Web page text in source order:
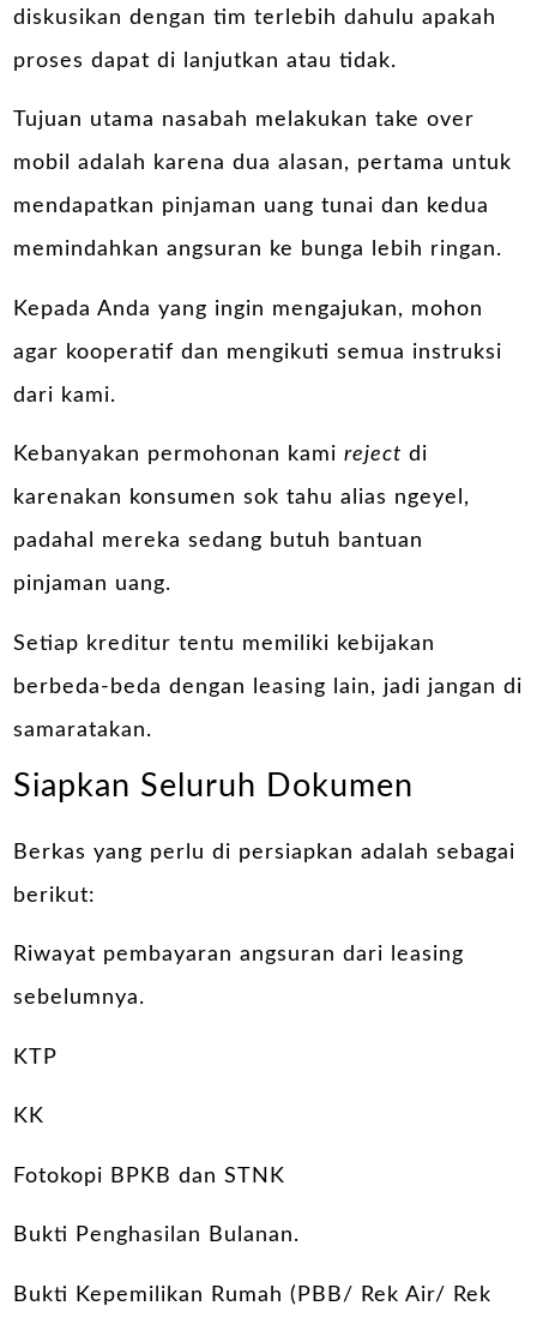
diskusikan dengan tim terlebih dahulu apakah
proses dapat di lanjutkan atau tidak.
Tujuan utama nasabah melakukan take over
mobil adalah karena dua alasan, pertama untuk
mendapatkan pinjaman uang tunai dan kedua
memindahkan angsuran ke bunga lebih ringan.
Kepada Anda yang ingin mengajukan, mohon
agar kooperatif dan mengikuti semua instruksi
dari kami.
Kebanyakan permohonan kamireject di
karenakan konsumen sok tahu alias ngeyel,
padahal mereka sedang butuh bantuan
pinjaman uang.
Setiap kreditur tentu memiliki kebijakan
berbeda-beda dengan leasing lain, jadi jangan di
samaratakan.
Siapkan Seluruh Dokumen
Berkas yang perlu di persiapkan adalah sebagai
berikut:
Riwayat pembayaran angsuran dari leasing
sebelumnya.
KTP
KK
Fotokopi BPKB dan STNK
Bukti Penghasilan Bulanan.
Bukti Kepemilikan Rumah (PBB/ Rek Air/ Rek